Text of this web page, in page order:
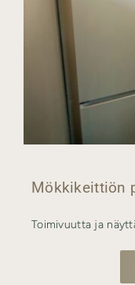
Mökkikeittiön
Toimivuutta ja